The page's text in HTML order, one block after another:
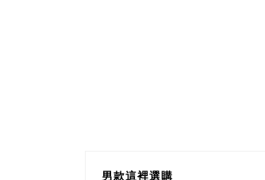
男款這裡選購